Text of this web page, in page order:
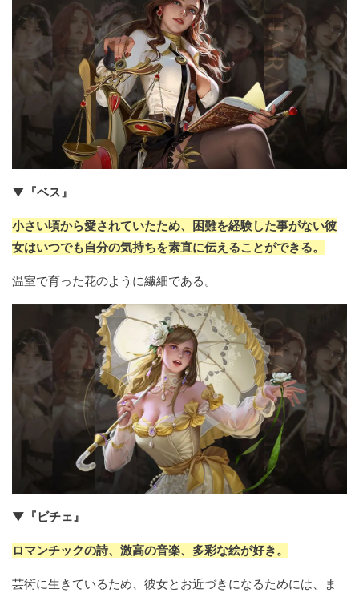
▼『ベス』
小さい頃から愛されていたため、困難を経験した事がない彼
女はいつでも自分の気持ちを素直に伝えることができる。
温室で育った花のように繊細である。
▼『ビチェ』
ロマンチックの詩、激高の音楽、多彩な絵が好き。
芸術に生きているため、彼女とお近づきになるためには、ま